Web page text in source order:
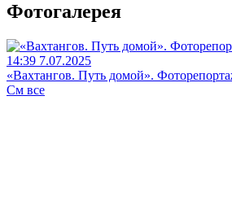
Фотогалерея
14:39 7.07.2025
«Вахтангов. Путь домой».
См все